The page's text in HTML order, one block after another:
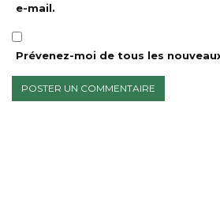
e-mail.
Prévenez-moi de tous les